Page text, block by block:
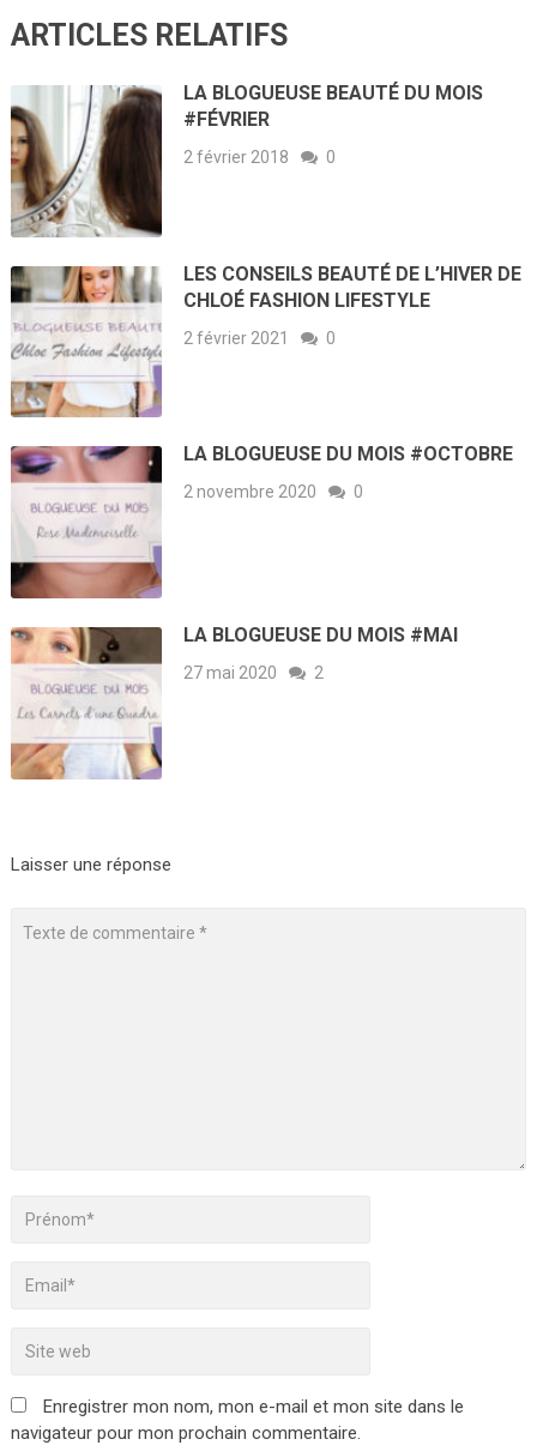
ARTICLES RELATIFS
LA BLOGUEUSE BEAUTÉ DU MOIS
#FÉVRIER
2 février 2018 0
LES CONSEILS BEAUTÉ DE L’HIVER DE
CHLOÉ FASHION LIFESTYLE
2 février 2021 0
LA BLOGUEUSE DU MOIS #OCTOBRE
2 novembre 2020 0
LA BLOGUEUSE DU MOIS #MAI
27 mai 2020 2
Laisser une réponse
Enregistrer mon nom, mon e-mail et mon site dans le
navigateur pour mon prochain commentaire.